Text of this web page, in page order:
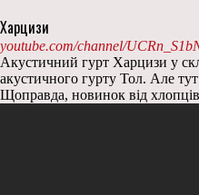
Харцизи
youtube.com/channel/
Акустичний гурт Харцизи у
акустичного гурту Тол. Але
Щоправда, новинок від